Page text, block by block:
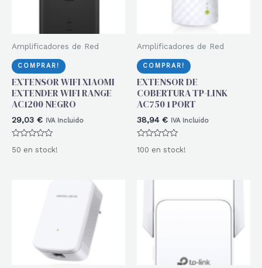
Amplificadores de Red
COMPRAR!
EXTENSOR WIFI XIAOMI
EXTENDER WIFI RANGE
AC1200 NEGRO
29,03 € IVA Incluido
con
50 en stock!
Amplificadores de Red
COMPRAR!
EXTENSOR DE
COBERTURA TP-LINK
AC750 1 PORT
38,94 € IVA Incluido
con
100 en stock!